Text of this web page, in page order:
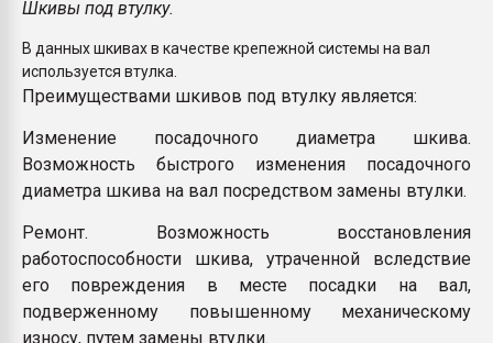
Шкивы под втулку.
В данных шкивах в качестве крепежной системы на вал
используется втулка.
Преимуществами шкивов под втулку является:
Изменение посадочного диаметра шкива.
Возможность быстрого изменения посадочного
диаметра шкива на вал посредством замены втулки.
Ремонт. Возможность восстановления
работоспособности шкива, утраченной вследствие
его повреждения в месте посадки на вал,
подверженному повышенному механическому
износу, путем замены втулки.